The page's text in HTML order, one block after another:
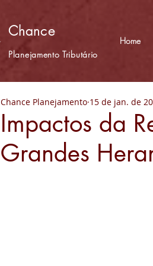
Chance
Planejamento Tributário
Home
Impactos da
Grandes
Chance Planejamento 15 de jan. de